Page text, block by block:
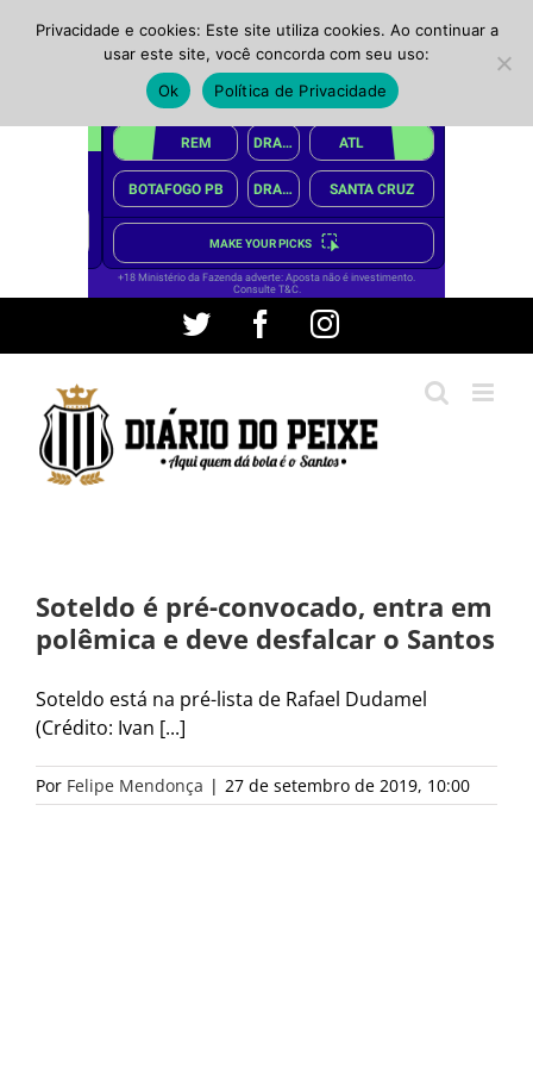
conteúdo
Twitter FacebookInstagram
Soteldo é pré-convocado, entra em
polêmica e deve desfalcar o Santos
Soteldo está na pré-lista de Rafael Dudamel
(Crédito: Ivan [...]
Por Felipe Mendonça | 27 de setembro de 2019, 10:00
Privacidade e cookies: Este site utiliza cookies. Ao continuar a
usar este site, você concorda com seu uso:
Ok
Política de Privacidade